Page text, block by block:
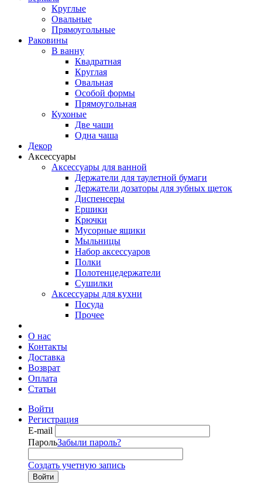
Круглые
Овальные
Прямоугольные
Раковины
В ванну
Квадратная
Круглая
Овальная
Особой формы
Прямоугольная
Кухоные
Две чаши
Одна чаша
Декор
Аксессуары
Аксессуары для ванной
Держатели для таулетной бумаги
Держатели дозаторы для зубных щеток
Диспенсеры
Ершики
Крючки
Мусорные ящики
Мыльницы
Набор аксессуаров
Полки
Полотенцедержатели
Сушилки
Аксессуары для кухни
Посуда
Прочее
О нас
Контакты
Доставка
Возврат
Оплата
Статьи
Войти
Регистрация
E-mail
ПарольЗабыли пароль?
Создать учетную запись
Войти